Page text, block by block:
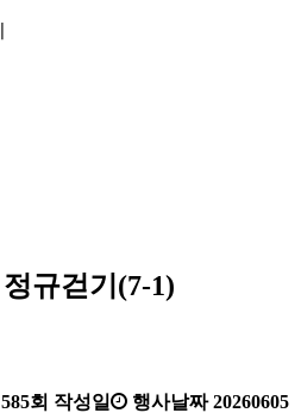
정규걷기(7-1)
585회 작성일
행사날짜 20260605